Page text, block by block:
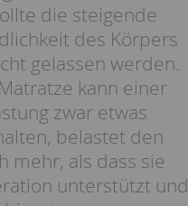
die steigende
des Körpers
gelassen werden.
kann einer
zwar etwas
belastet den
mehr, als dass sie
unterstützt und